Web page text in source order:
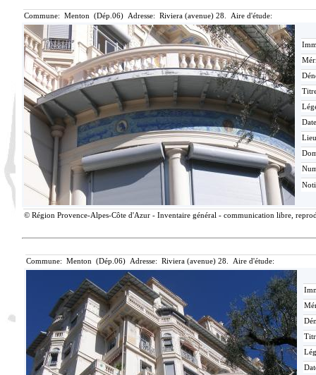
Commune: Menton (Dép.06) Adresse: Riviera (avenue) 28. Aire d'étude:
© Région Provence-Alpes-Côte d'Azur - Inventaire général - communication libre,
Commune: Menton (Dép.06) Adresse: Riviera (avenue) 28. Aire d'étude: